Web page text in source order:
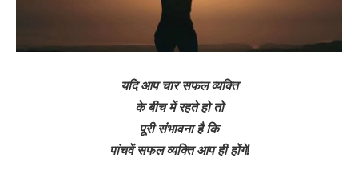
यदि आप चार सफल व्यक्ति
के बीच में रहते हो तो
पूरी संभावना है कि
पांचवें सफल व्यक्ति आप ही होंगे!